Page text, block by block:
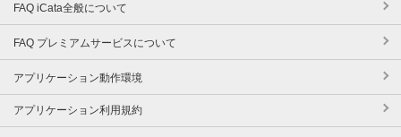
FAQ iCata全般について
FAQ プレミアムサービスについて
アプリケーション動作環境
アプリケーション利用規約